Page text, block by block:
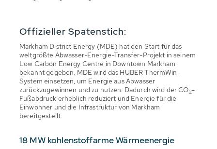
Offizieller Spatenstich:
Markham District Energy (MDE) hat den Start für das
weltgrößte Abwasser-Energie-Transfer-Projekt in seinem
Low Carbon Energy Centre in Downtown Markham
bekannt gegeben. MDE wird das HUBER ThermWin-
System einsetzen, um Energie aus Abwasser
zurückzugewinnen und zu nutzen. Dadurch wird der CO2-
Fußabdruck erheblich reduziert und Energie für die
Einwohner und die Infrastruktur von Markham
bereitgestellt.
18 MW kohlenstoffarme Wärmeenergie